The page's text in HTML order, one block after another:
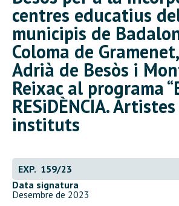
centres educatius
municipis de
Coloma de
Adrià de Besòs i
Reixac al programa
RESiDÈNCIA.
instituts
EXP. 159/23
Data signatura
Desembre de 2023